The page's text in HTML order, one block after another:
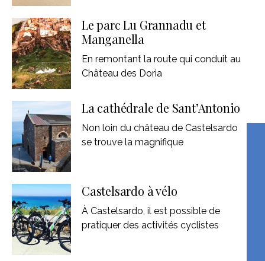
Le parc Lu Grannadu et
Manganella
En remontant la route qui conduit au
Château des Doria
La cathédrale de Sant’Antonio
Non loin du château de Castelsardo
se trouve la magnifique
Castelsardo à vélo
À Castelsardo, il est possible de
pratiquer des activités cyclistes